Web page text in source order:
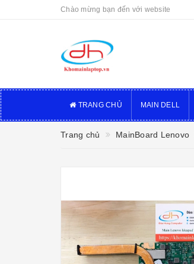
Chào mừng bạn đến với website
TRANG CHỦ MAIN DELL
Trang chủ MainBoard Lenovo